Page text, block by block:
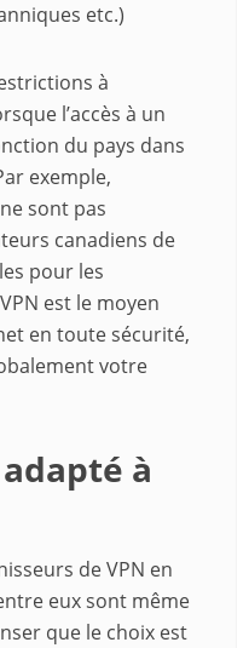
etc.)
à
l’accès à un
du pays dans
exemple,
sont pas
canadiens de
pour les
est le moyen
en toute sécurité,
votre
à
de VPN en
eux sont même
que le choix est